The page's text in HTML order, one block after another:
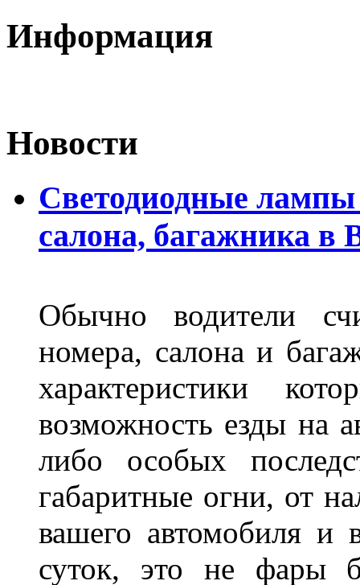
Информация
Новости
Светодиодные лампы
салона, багажника в
Обычно водители
номера, салона и
характеристики
возможность езды на
либо особых
габаритные огни, от
вашего автомобиля и
суток, это не фары